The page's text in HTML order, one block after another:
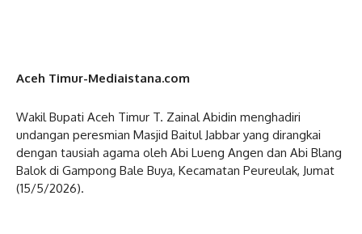
Aceh Timur-Mediaistana.com
Wakil Bupati Aceh Timur T. Zainal Abidin menghadiri
undangan peresmian Masjid Baitul Jabbar yang dirangkai
dengan tausiah agama oleh Abi Lueng Angen dan Abi Blang
Balok di Gampong Bale Buya, Kecamatan Peureulak, Jumat
(15/5/2026).